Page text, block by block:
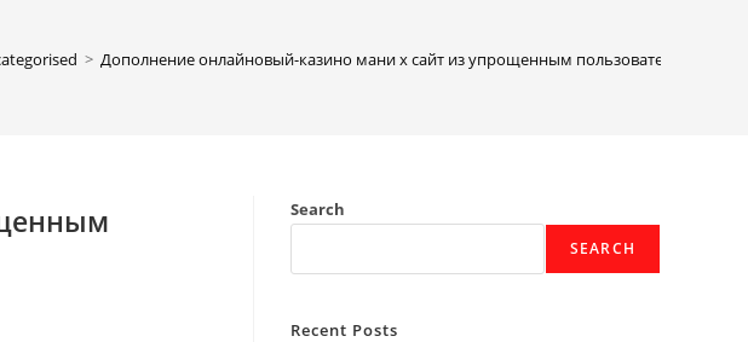
> Дополнение онлайновый-казино мани х сайт из упрощенным пользовательским
Search
SEARCH
Recent Posts